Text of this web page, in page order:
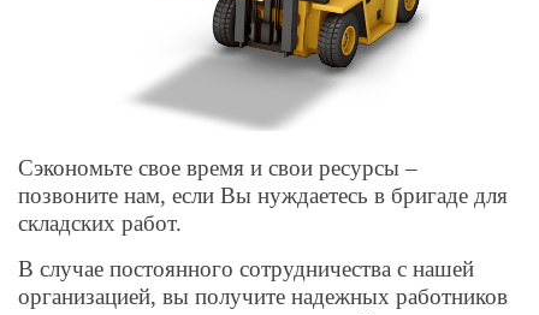
Сэкономьте свое время и свои ресурсы –
позвоните нам, если Вы нуждаетесь в бригаде для
складских работ.
В случае постоянного сотрудничества с нашей
организацией, вы получите надежных работников